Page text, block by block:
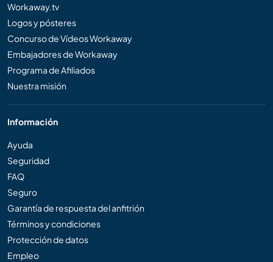
Workaway.tv
Logos y pósteres
Concurso de Vídeos Workaway
Embajadores de Workaway
Programa de Afiliados
Nuestra misión
Información
Ayuda
Seguridad
FAQ
Seguro
Garantía de respuesta del anfitrión
Términos y condiciones
Protección de datos
Empleo